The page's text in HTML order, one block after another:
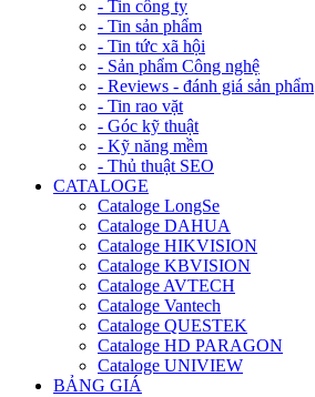
- Tin công ty
- Tin sản phẩm
- Tin tức xã hội
- Sản phẩm Công nghệ
- Reviews - đánh giá sản phẩm
- Tin rao vặt
- Góc kỹ thuật
- Kỹ năng mềm
- Thủ thuật SEO
CATALOGE
Cataloge LongSe
Cataloge DAHUA
Cataloge HIKVISION
Cataloge KBVISION
Cataloge AVTECH
Cataloge Vantech
Cataloge QUESTEK
Cataloge HD PARAGON
Cataloge UNIVIEW
BẢNG GIÁ